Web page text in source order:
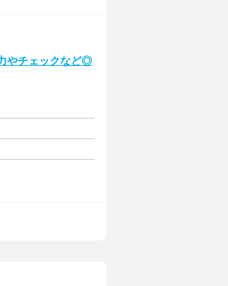
やチェックなど◎